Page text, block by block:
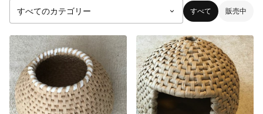
すべて 販売中